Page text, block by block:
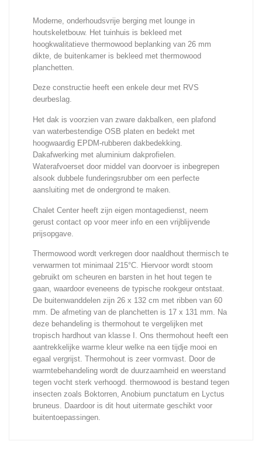
Moderne, onderhoudsvrije berging met lounge in
houtskeletbouw. Het tuinhuis is bekleed met
hoogkwalitatieve thermowood beplanking van 26 mm
dikte, de buitenkamer is bekleed met thermowood
planchetten.
Deze constructie heeft een enkele deur met RVS
deurbeslag.
Het dak is voorzien van zware dakbalken, een plafond
van waterbestendige OSB platen en bedekt met
hoogwaardig EPDM-rubberen dakbedekking.
Dakafwerking met aluminium dakprofielen.
Waterafvoerset door middel van doorvoer is inbegrepen
alsook dubbele funderingsrubber om een perfecte
aansluiting met de ondergrond te maken.
Chalet Center heeft zijn eigen montagedienst, neem
gerust contact op voor meer info en een vrijblijvende
prijsopgave.
Thermowood wordt verkregen door naaldhout thermisch te
verwarmen tot minimaal 215°C. Hiervoor wordt stoom
gebruikt om scheuren en barsten in het hout tegen te
gaan, waardoor eveneens de typische rookgeur ontstaat.
De buitenwanddelen zijn 26 x 132 cm met ribben van 60
mm. De afmeting van de planchetten is 17 x 131 mm. Na
deze behandeling is thermohout te vergelijken met
tropisch hardhout van klasse I. Ons thermohout heeft een
aantrekkelijke warme kleur welke na een tijdje mooi en
egaal vergrijst. Thermohout is zeer vormvast. Door de
warmtebehandeling wordt de duurzaamheid en weerstand
tegen vocht sterk verhoogd. thermowood is bestand tegen
insecten zoals Boktorren, Anobium punctatum en Lyctus
bruneus. Daardoor is dit hout uitermate geschikt voor
buitentoepassingen.